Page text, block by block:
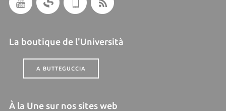
La boutique de l'Università
A BUTTEGUCCIA
À la Une sur nos sites web